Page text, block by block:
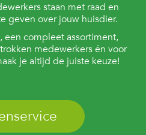
staan met raad en
geven over jouw huisdier.
een compleet assortiment,
medewerkers én voor
je altijd de juiste keuze!